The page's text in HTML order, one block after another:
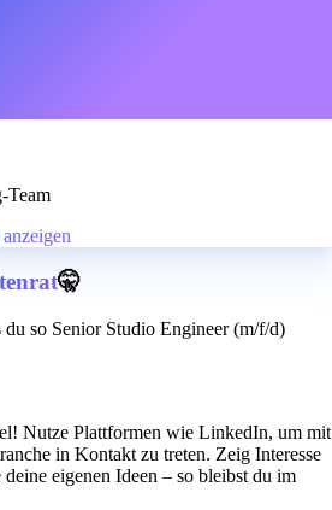
Team
🤫
so Senior Studio Engineer (m/f/d)
Nutze Plattformen wie LinkedIn, um mit
in Kontakt zu treten. Zeig Interesse
eigenen Ideen – so bleibst du im